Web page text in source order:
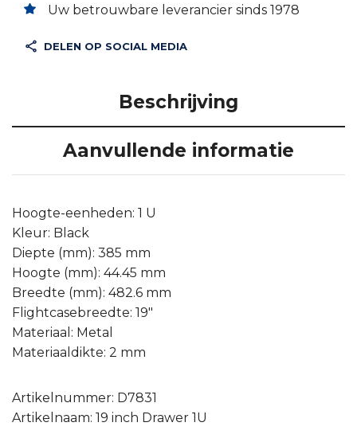
Uw betrouwbare leverancier sinds 1978
DELEN OP SOCIAL MEDIA
Beschrijving
Aanvullende informatie
Hoogte-eenheden: 1 U
Kleur: Black
Diepte (mm): 385 mm
Hoogte (mm): 44.45 mm
Breedte (mm): 482.6 mm
Flightcasebreedte: 19″
Materiaal: Metal
Materiaaldikte: 2 mm
Artikelnummer: D7831
Artikelnaam: 19 inch Drawer 1U